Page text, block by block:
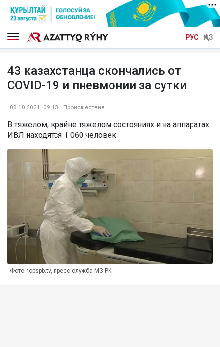
РУС ҚАЗ
43 казахстанца скончались от
COVID-19 и пневмонии за сутки
08.10.2021, 09:13 Происшествия
В тяжелом, крайне тяжелом состояниях и на аппаратах
ИВЛ находятся 1 060 человек
Фото: topspb.tv, пресс-служба МЗ РК